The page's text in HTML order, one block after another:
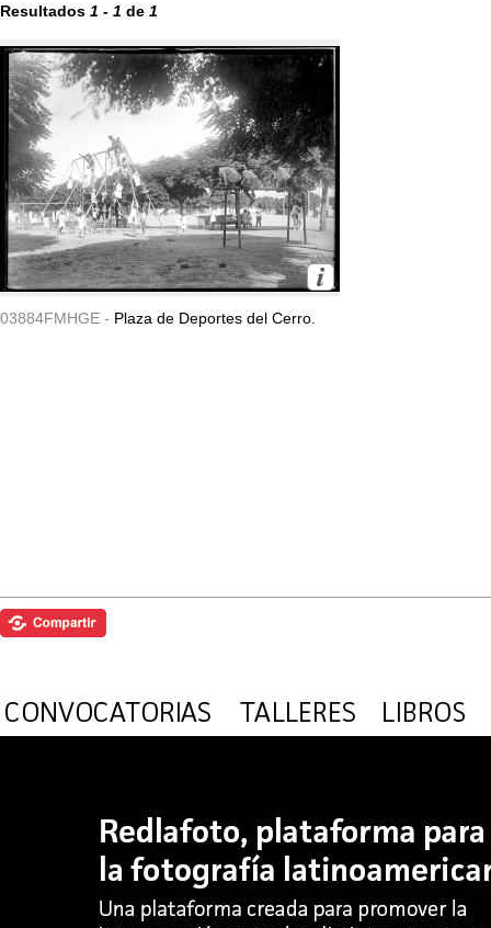
Resultados 1 - 1 de 1
03884FMHGE - Plaza de Deportes del Cerro.